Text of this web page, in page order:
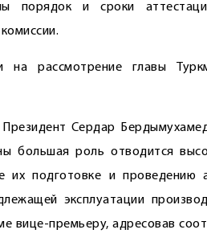
порядок и сроки
на рассмотрение главы
Президент Сердар
большая роль отводится
их подготовке и проведению
эксплуатации
вице-премьеру, адресовав